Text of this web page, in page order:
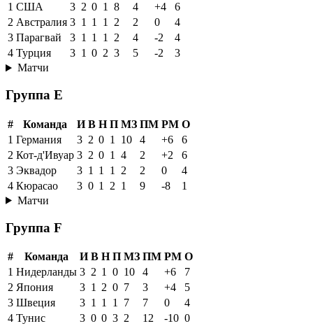
1 США 3 2 0 1 8 4 +4
6
2 Австралия 3 1 1 1 2 2 0
4
3 Парагвай 3 1 1 1 2 4 -2
4
4 Турция 3 1 0 2 3 5 -2
3
Матчи
Группа E
# Команда И В Н П МЗ ПМ РМ О
1 Германия 3 2 0 1 10 4 +6
6
2 Кот-д'Ивуар 3 2 0 1 4 2 +2
6
3 Эквадор 3 1 1 1 2 2 0
4
4 Кюрасао 3 0 1 2 1 9 -8
1
Матчи
Группа F
# Команда И В Н П МЗ ПМ РМ О
1 Нидерланды 3 2 1 0 10 4 +6
7
2 Япония 3 1 2 0 7 3 +4
5
3 Швеция 3 1 1 1 7 7 0
4
4 Тунис 3 0 0 3 2 12 -10 0